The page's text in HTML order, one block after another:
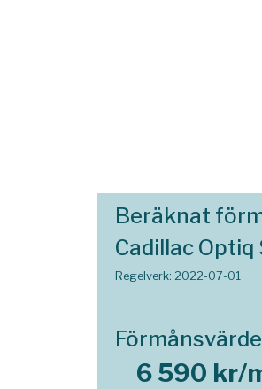
Beräknat
Cadillac
Regelverk: 2022-07-01
Förmånsvärde
6 590 kr/